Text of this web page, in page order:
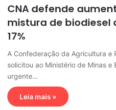
CNA defende
mistura de biodiesel
17%
A Confederação da Agricultura e
solicitou ao Ministério de Minas e
urgente…
Leia mais »